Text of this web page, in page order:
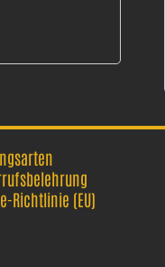
Richtlinie (EU)